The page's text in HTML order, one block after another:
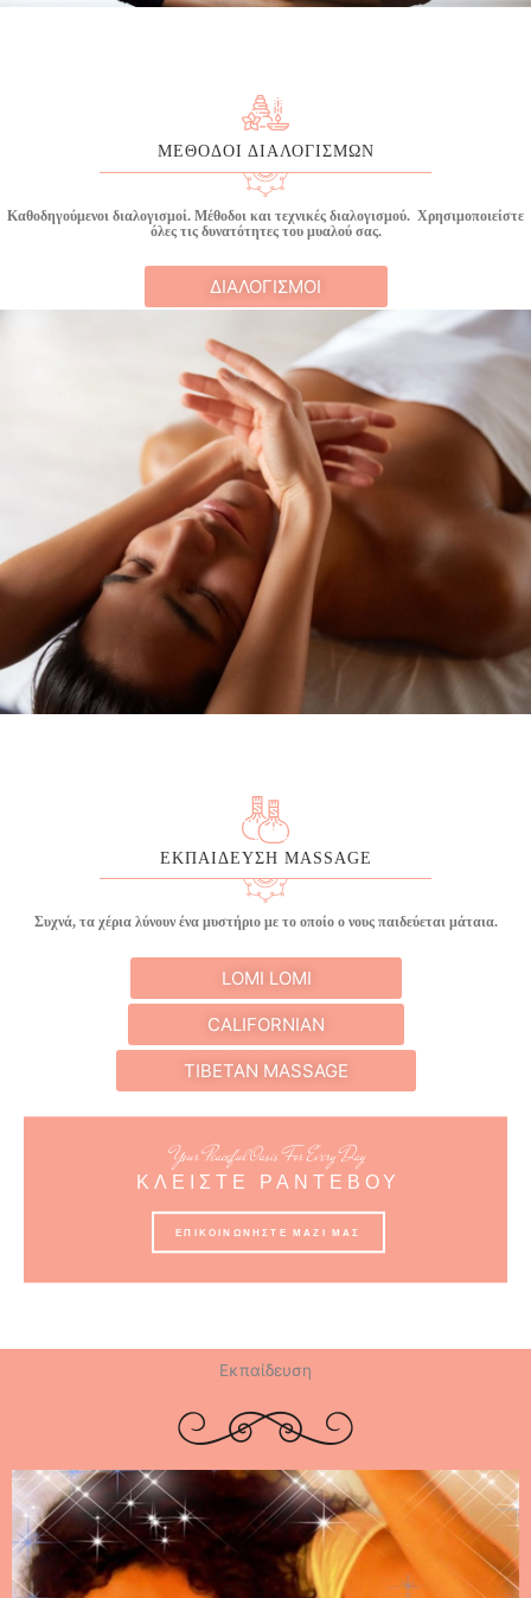
ΜΕΘΟΔΟΙ ΔΙΑΛΟΓΙΣΜΩΝ
Καθοδηγούμενοι διαλογισμοί. Μέθοδοι και τεχνικές διαλογισμού. Χρησιμοποιείστε
όλες τις δυνατότητες του μυαλού σας.
ΔΙΑΛΟΓΙΣΜΟΙ
ΕΚΠΑΙΔΕΥΣΗ MASSAGE
Συχνά, τα χέρια λύνουν ένα μυστήριο με το οποίο ο νους παιδεύεται μάταια.
LOMI LOMI
CALIFORNIAN
TIBETAN MASSAGE
Your Peaceful Oasis For Every Day
ΚΛΕΙΣΤΕ ΡΑΝΤΕΒΟΥ
ΕΠΙΚΟΙΝΩΝΗΣΤΕ ΜΑΖΙ ΜΑΣ
Εκπαίδευση